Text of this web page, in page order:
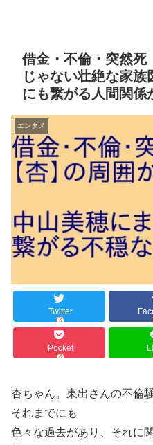
借金・不倫・突然死
じゃない壮絶な家
にも繋がる人間関係
エンタメ
Twitter
Pocket
杏ちゃん。東出さんの不倫
それまでにも
色々な過去があり、それに